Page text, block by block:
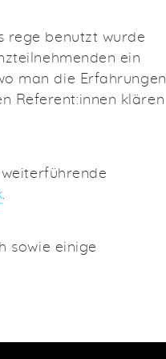
rege benutzt wurde
ein
man die Erfahrungen
Referent:innen klären
.
sowie einige